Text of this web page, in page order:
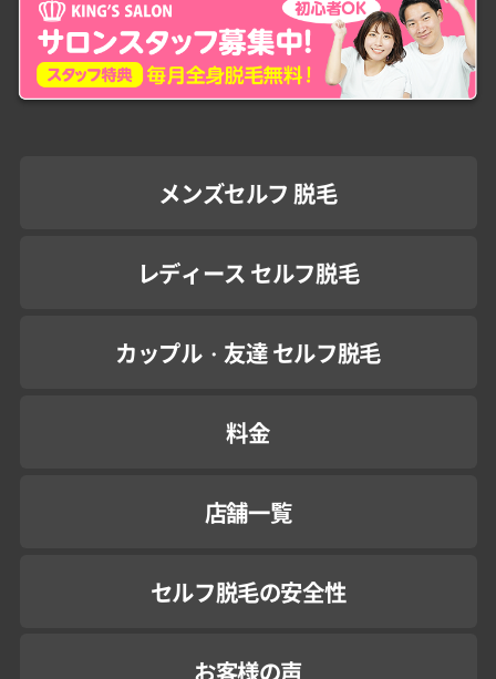
メンズセルフ 脱毛
レディース セルフ脱毛
カップル・友達 セルフ脱毛
料金
店舗一覧
セルフ脱毛の安全性
お客様の声